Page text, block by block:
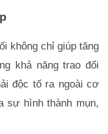
không chỉ giúp tăng
khả năng trao đổi
độc tố ra ngoài cơ
sự hình thành mụn,